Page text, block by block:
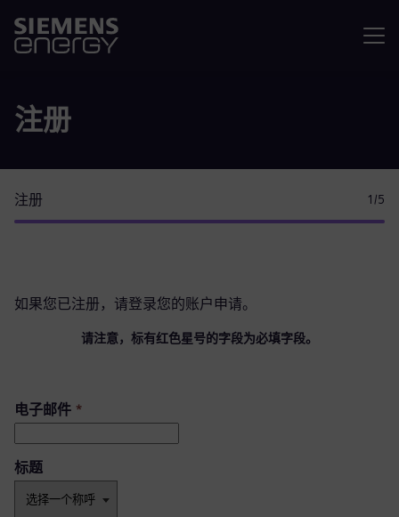
注册
注册 1 /5
如果您已注册，请登录您的账户 申请。
请注意，标有红色星号的字段为必填字段。
电子邮件 *
标题